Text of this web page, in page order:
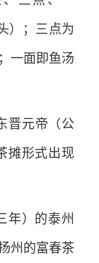
）；三点为
一面即鱼汤
晋元帝（公
摊形式出现
年）的泰州
州的富春茶